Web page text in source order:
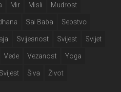
Mir Misli Mudrost
Sai Baba Sebstvo
Svijesnost Svijest Svijet
Vede Vezanost Yoga
Šiva Život